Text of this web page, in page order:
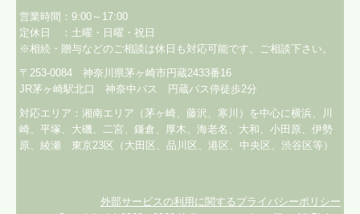
営業時間：9:00～17:00
定休日 ：土曜・日曜・祝日
※相続・贈与などのご相談は休日も対応可能です、
ご相談下さい。
〒253-0084 神奈川県茅ヶ崎市円蔵2433番16
JR茅ヶ崎駅北口 神奈中バス 円蔵バス停徒歩2分
対応エリア：湘南エリア（茅ヶ崎、藤沢、寒川）を中心に横浜、川
崎、平塚、大磯、二宮、鎌倉、厚木、海老名、大和、小田原、伊勢
原、綾瀬 東京23区（大田区、品川区、港区、中央区、渋谷区等）
外部サービスの利用に関するプライバシーポリシー